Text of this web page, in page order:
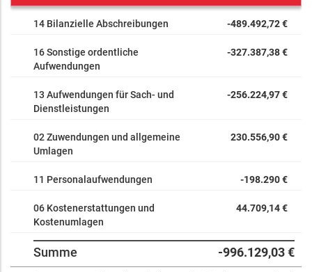
14 Bilanzielle Abschreibungen -489.492,72 €
16 Sonstige ordentliche
Aufwendungen
-327.387,38 €
13 Aufwendungen für Sach- und
Dienstleistungen
-256.224,97 €
02 Zuwendungen und allgemeine
Umlagen
230.556,90 €
11 Personalaufwendungen -198.290 €
06 Kostenerstattungen und
Kostenumlagen
44.709,14 €
Summe -996.129,03 €